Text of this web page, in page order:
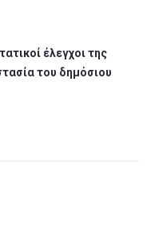
έλεγχοι της
του δημόσιου